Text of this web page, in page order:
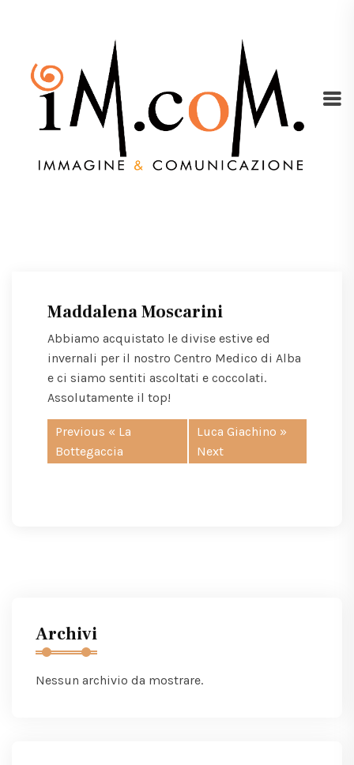
Maddalena Moscarini
Abbiamo acquistato le divise estive ed
invernali per il nostro Centro Medico di Alba
e ci siamo sentiti ascoltati e coccolati.
Assolutamente il top!
Previous « La
Bottegaccia
Luca Giachino »
Next
Archivi
Nessun archivio da mostrare.